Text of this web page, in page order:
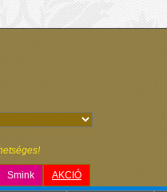
Smink AKCIÓ